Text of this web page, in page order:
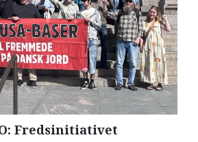
Fredsinitiativet